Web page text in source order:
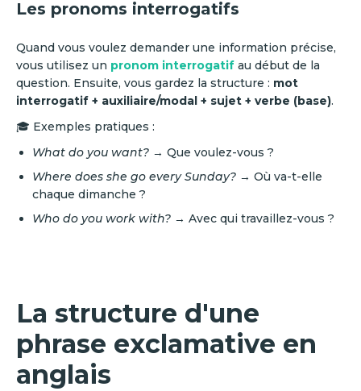
Les pronoms interrogatifs
Quand vous voulez demander une information précise,
vous utilisez un pronom interrogatif au début de la
question. Ensuite, vous gardez la structure : mot
interrogatif + auxiliaire/modal + sujet + verbe (base).
🎓 Exemples pratiques :
What do you want? → Que voulez-vous ?
Where does she go every Sunday? → Où va-t-elle
chaque dimanche ?
Who do you work with? → Avec qui travaillez-vous ?
La structure d'une
phrase exclamative en
anglais